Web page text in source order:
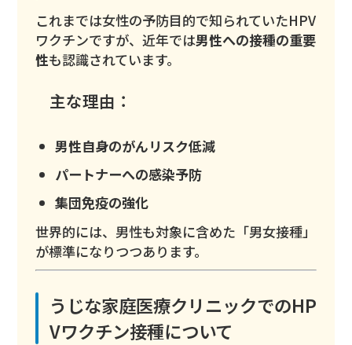
これまでは女性の予防目的で知られていたHPV
ワクチンですが、近年では男性への接種の重要
性も認識されています。
主な理由：
男性自身のがんリスク低減
パートナーへの感染予防
集団免疫の強化
世界的には、男性も対象に含めた「男女接種」
が標準になりつつあります。
うじな家庭医療クリニックでのHP
Vワクチン接種について